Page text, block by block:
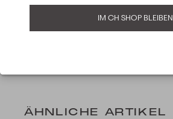
ÄHNLICHE ARTIKEL
IM CH SHOP BLEIBEN